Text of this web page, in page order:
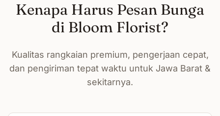
Kenapa Harus Pesan Bunga
di Bloom Florist?
Kualitas rangkaian premium, pengerjaan cepat,
dan pengiriman tepat waktu untuk Jawa Barat &
sekitarnya.